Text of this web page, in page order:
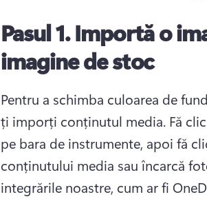
Pasul 1.Importă o
imagine de stoc
Pentru a schimba culoarea de
ți imporți conținutul media. Fă
pe bara de instrumente, apoi fă
conținutului media sau încarcă
integrările noastre, cum ar fi